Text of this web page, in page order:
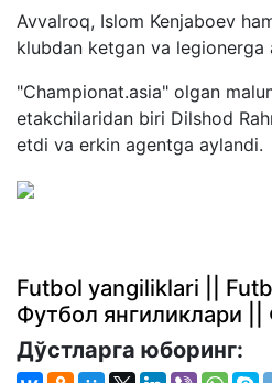
Avvalroq, Islom Kenjaboev
klubdan ketgan va legionerga
"Championat.asia" olgan
etakchilaridan biri Dilshod
etdi va erkin agentga aylandi.
Futbol yangiliklari ||
Футбол янгиликлари ||
Дўстларга юборинг: